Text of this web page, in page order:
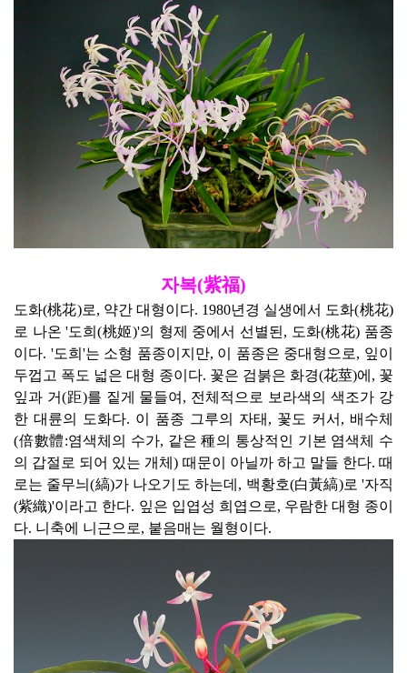
자복(紫福)
도화(桃花)로, 약간 대형이다. 1980년경 실생에서 도화(桃花)
로 나온 '도희(桃姬)'의 형제 중에서 선별된, 도화(桃花) 품종
이다. '도희'는 소형 품종이지만, 이 품종은 중대형으로, 잎이
두껍고 폭도 넓은 대형 종이다. 꽃은 검붉은 화경(花莖)에, 꽃
잎과 거(距)를 짙게 물들여, 전체적으로 보라색의 색조가 강
한 대륜의 도화다. 이 품종 그루의 자태, 꽃도 커서, 배수체
(倍數體:염색체의 수가, 같은 種의 통상적인 기본 염색체 수
의 갑절로 되어 있는 개체) 때문이 아닐까 하고 말들 한다. 때
로는 줄무늬(縞)가 나오기도 하는데, 백황호(白黃縞)로 '자직
(紫織)'이라고 한다. 잎은 입엽성 희엽으로, 우람한 대형 종이
다. 니축에 니근으로, 붙음매는 월형이다.